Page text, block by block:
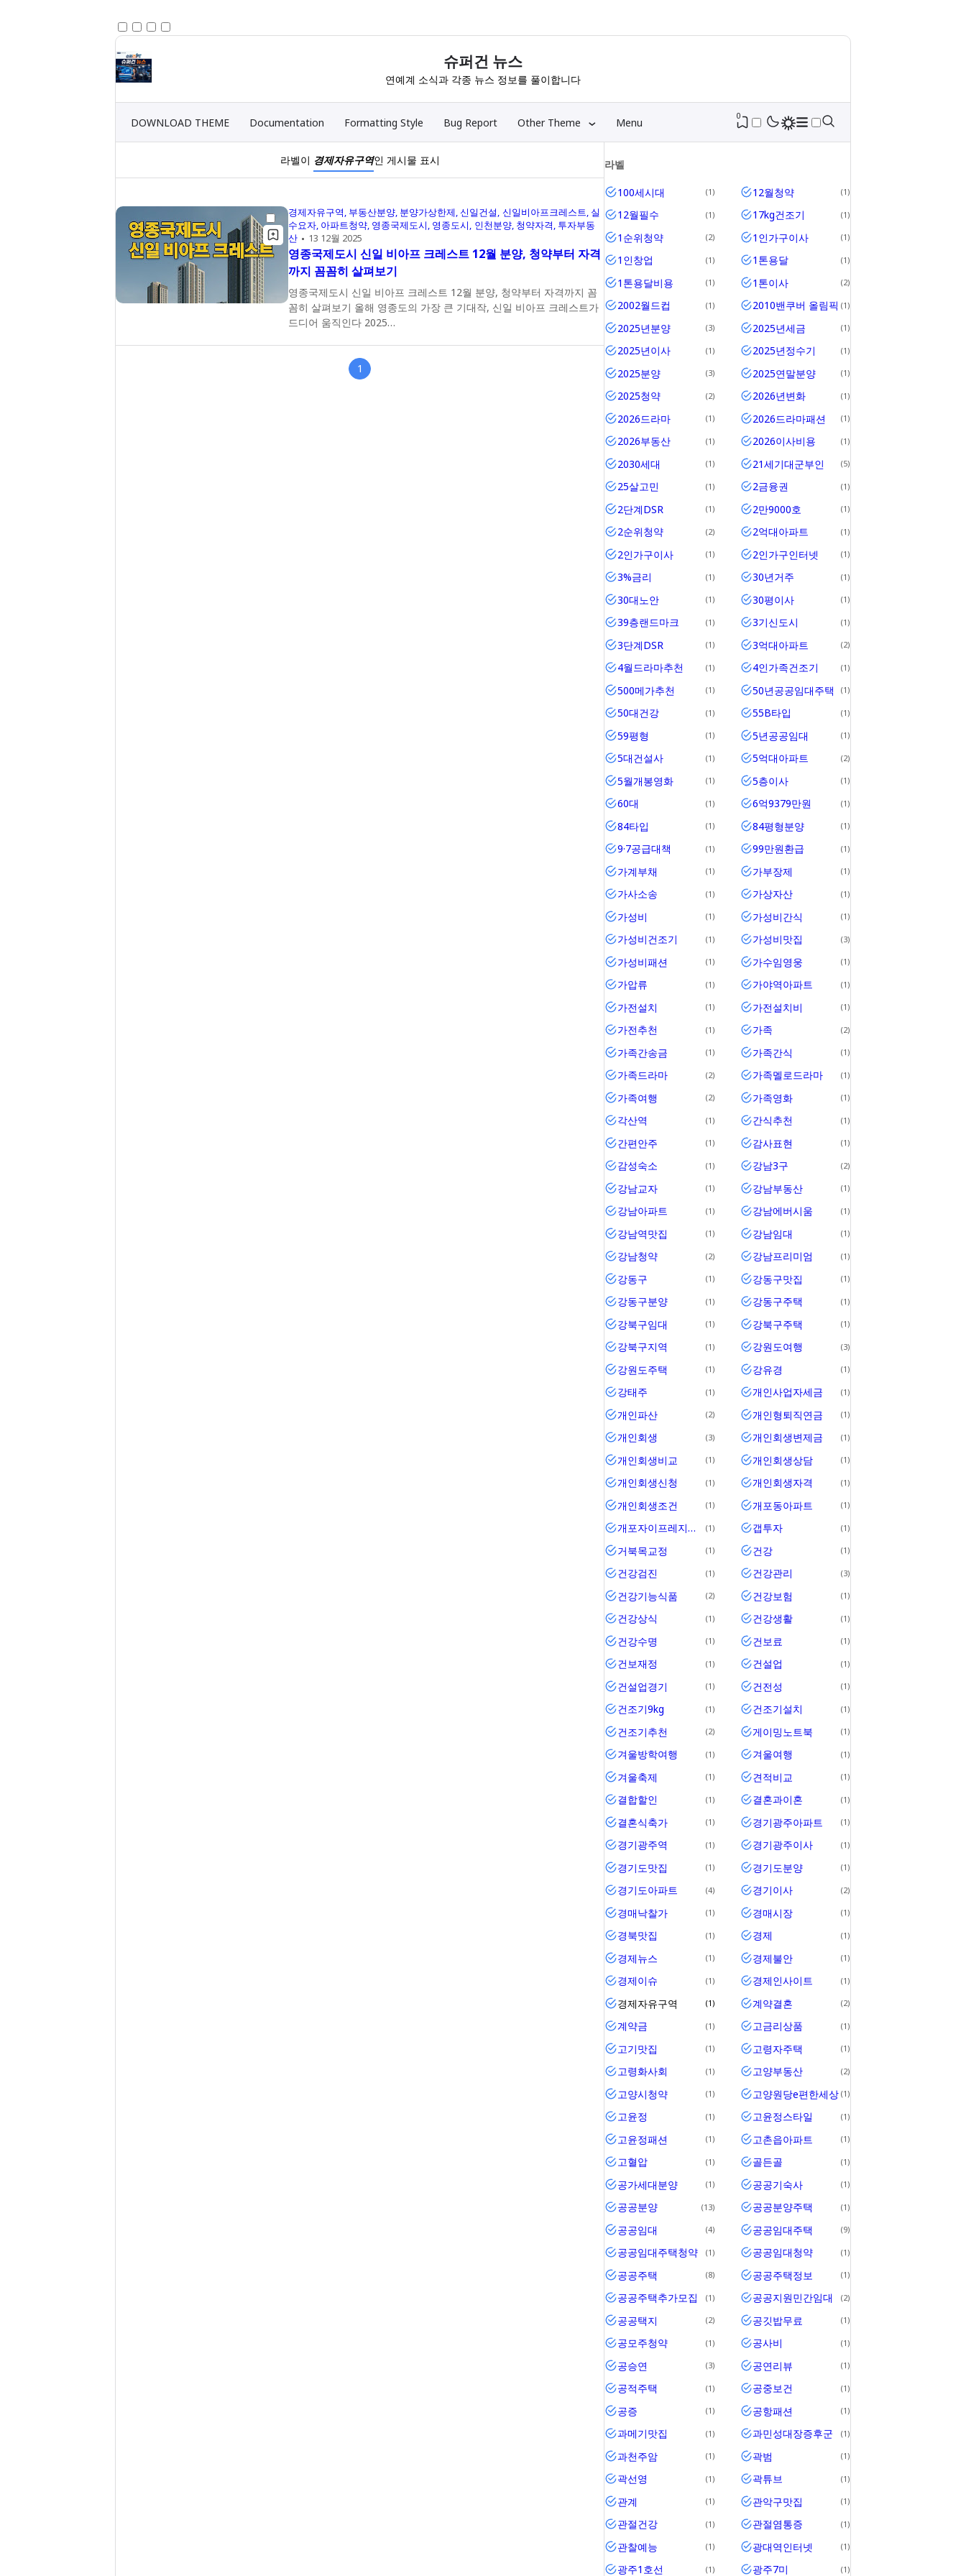
슈퍼건 뉴스
연예계 소식과 각종 뉴스 정보를 풀이합니다
DOWNLOAD THEME Documentation Formatting Style Bug Report Other Theme Menu 0
라벨이 경제자유구역인 게시물 표시
경제자유구역 부동산분양 분양가상한제 신일건설 신일비아프크레스트 실
수요자 아파트청약 영종국제도시 영종도시 인천분양 청약자격 투자부동
산
13 12월 2025
영종국제도시 신일 비아프 크레스트 12월 분양, 청약부터 자격
까지 꼼꼼히 살펴보기
영종국제도시 신일 비아프 크레스트 12월 분양, 청약부터 자격까지 꼼
꼼히 살펴보기 올해 영종도의 가장 큰 기대작, 신일 비아프 크레스트가
드디어 움직인다 2025…
1
라벨
100세시대 1 12월청약 1
12월필수 1 17kg건조기 1
1순위청약 2 1인가구이사 1
1인창업 1 1톤용달 1
1톤용달비용 1 1톤이사 2
2002월드컵 1 2010밴쿠버 올림픽 1
2025년분양 3 2025년세금 1
2025년이사 1 2025년정수기 1
2025분양 3 2025연말분양 1
2025청약 2 2026년변화 1
2026드라마 1 2026드라마패션 1
2026부동산 1 2026이사비용 1
2030세대 1 21세기대군부인 5
25살고민 1 2금융권 1
2단계DSR 1 2만9000호 1
2순위청약 2 2억대아파트 1
2인가구이사 1 2인가구인터넷 1
3%금리 1 30년거주 1
30대노안 1 30평이사 1
39층랜드마크 1 3기신도시 1
3단계DSR 1 3억대아파트 2
4월드라마추천 1 4인가족건조기 1
500메가추천 1 50년공공임대주택 1
50대건강 1 55B타입 1
59평형 1 5년공공임대 1
5대건설사 1 5억대아파트 2
5월개봉영화 1 5층이사 1
60대 1 6억9379만원 1
84타입 1 84평형분양 1
9·7공급대책 1 99만원환급 1
가계부채 1 가부장제 1
가사소송 1 가상자산 1
가성비 1 가성비간식 1
가성비건조기 1 가성비맛집 3
가성비패션 1 가수임영웅 1
가압류 1 가야역아파트 1
가전설치 1 가전설치비 1
가전추천 1 가족 2
가족간송금 1 가족간식 1
가족드라마 2 가족멜로드라마 1
가족여행 2 가족영화 1
각산역 1 간식추천 1
간편안주 1 감사표현 1
감성숙소 1 강남3구 2
강남교자 1 강남부동산 1
강남아파트 1 강남에버시움 1
강남역맛집 1 강남임대 1
강남청약 2 강남프리미엄 1
강동구 1 강동구맛집 1
강동구분양 1 강동구주택 1
강북구임대 1 강북구주택 1
강북구지역 1 강원도여행 3
강원도주택 1 강유경 1
강태주 1 개인사업자세금 1
개인파산 2 개인형퇴직연금 1
개인회생 3 개인회생변제금 1
개인회생비교 1 개인회생상담 1
개인회생신청 1 개인회생자격 1
개인회생조건 1 개포동아파트 1
개포자이프레지던스 1 갭투자 1
거북목교정 1 건강 1
건강검진 1 건강관리 3
건강기능식품 2 건강보험 1
건강상식 1 건강생활 1
건강수명 1 건보료 1
건보재정 1 건설업 1
건설업경기 1 건전성 1
건조기9kg 1 건조기설치 1
건조기추천 2 게이밍노트북 1
겨울방학여행 1 겨울여행 1
겨울축제 1 견적비교 1
결합할인 1 결혼과이혼 1
결혼식축가 1 경기광주아파트 1
경기광주역 1 경기광주이사 1
경기도맛집 1 경기도분양 1
경기도아파트 4 경기이사 2
경매낙찰가 1 경매시장 1
경북맛집 1 경제 1
경제뉴스 1 경제불안 1
경제이슈 1 경제인사이트 1
경제자유구역 1 계약결혼 2
계약금 1 고금리상품 1
고기맛집 1 고령자주택 1
고령화사회 1 고양부동산 2
고양시청약 1 고양원당e편한세상 1
고윤정 1 고윤정스타일 1
고윤정패션 1 고촌읍아파트 1
고혈압 1 골든골 1
공가세대분양 1 공공기숙사 1
공공분양 13 공공분양주택 1
공공임대 4 공공임대주택 9
공공임대주택청약 1 공공임대청약 1
공공주택 8 공공주택정보 1
공공주택추가모집 1 공공지원민간임대 2
공공택지 2 공깃밥무료 1
공모주청약 1 공사비 1
공승연 3 공연리뷰 1
공적주택 1 공중보건 1
공증 1 공항패션 1
과메기맛집 1 과민성대장증후군 1
과천주암 1 곽범 1
곽선영 1 곽튜브 1
관계 1 관악구맛집 1
관절건강 1 관절염통증 1
관찰예능 1 광대역인터넷 1
광주1호선 1 광주7미 1